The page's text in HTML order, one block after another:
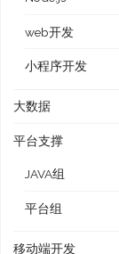
web开发
小程序开发
大数据
平台支撑
JAVA组
平台组
移动端开发